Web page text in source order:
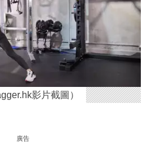
影片截圖）
廣告